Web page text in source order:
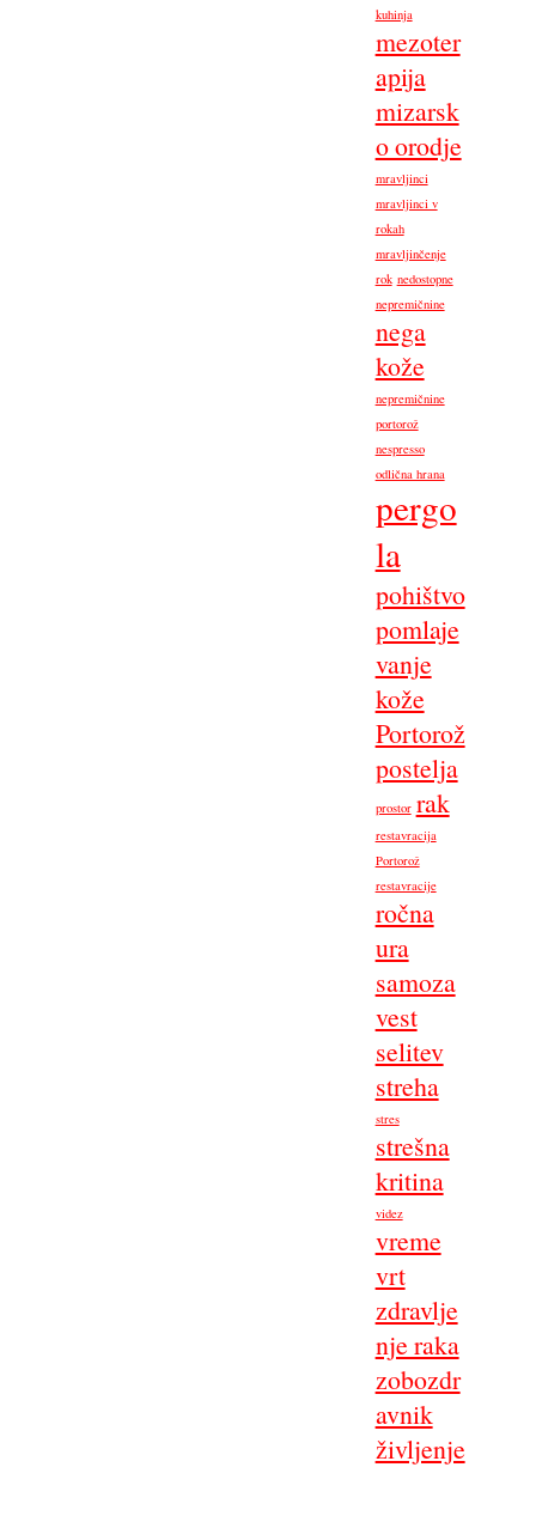
kuhinja
mezoter
apija
mizarsk
o orodje
mravljinci
mravljinci v
rokah
mravljinčenje
rok nedostopne
nepremičnine
nega
kože
nepremičnine
portorož
nespresso
odlična hrana
pergo
la
pohištvo
pomlaje
vanje
kože
Portorož
postelja
prostor rak
restavracija
Portorož
restavracije
ročna
ura
samoza
vest
selitev
streha
stres
strešna
kritina
videz
vreme
vrt
zdravlje
nje raka
zobozdr
avnik
življenje